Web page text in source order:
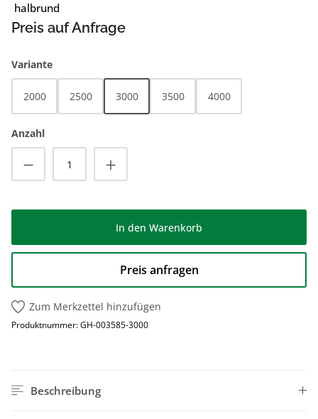
halbrund
Preis auf Anfrage
Varianteauswählen
2000 2500 3000 3500 4000
Anzahl
Produkt Anzahl: Gib den gewünschten
In den Warenkorb
Preis anfragen
Zum Merkzettel hinzufügen
Produktnummer:GH-003585-3000
Beschreibung